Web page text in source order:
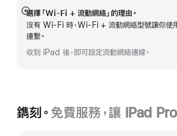
選擇「Wi-Fi + 流動網絡」的理由。
沒有 Wi-Fi 時，Wi-Fi + 流動網絡型號讓你使
連繫。
收到 iPad 後，即可設定流動網絡連線。
顯
示
更
多
鐫刻。 免費服務，讓 iPad